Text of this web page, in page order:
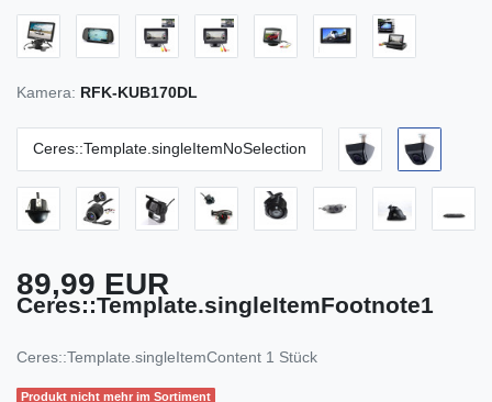
Kamera: RFK-KUB170DL
Ceres::Template.singleItemNoSelection
89,99 EUR
Ceres::Template.singleItemFootnote1
Ceres::Template.singleItemContent 1 Stück
Produkt nicht mehr im Sortiment